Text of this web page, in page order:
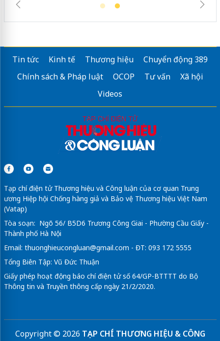
Tin tức Kinh tế Thương hiệu
Chuyển động 389
Chính sách & Pháp luật
OCOP Tư vấn
Xã hội
Videos
Tạp chí điện tử Thương hiệu và Công luận của cơ quan Trung
ương Hiệp hội Chống hàng giả và Bảo vệ Thương hiệu Việt Nam
(Vatap)
Tòa soạn: Ngõ 56/ B5D6 Trương Công Giai - Phường Cầu Giấy -
Thành phố Hà Nội
Email: thuonghieucongluan@gmail.com - ĐT: 093 172 5555
Tổng Biên Tập: Vũ Đức Thuận
Giấy phép hoạt động báo chí điện tử số 64/GP-BTTTT do Bộ
Thông tin và Truyền thông cấp ngày 21/2/2020.
Copyright © 2026 TẠP CHÍ THƯƠNG HIỆU & CÔNG